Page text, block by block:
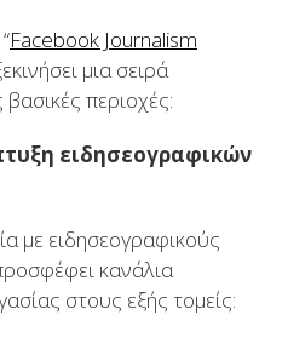
Facebook Journalism
μια σειρά
περιοχές:
ειδησεογραφικών
με ειδησεογραφικούς
κανάλια
στους εξής τομείς: